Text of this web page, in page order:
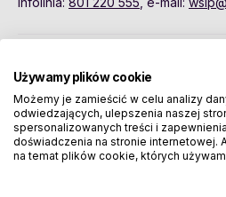
Dane osobowe
Regulamin
Używamy plików cookie
Możemy je zamieścić w celu analizy
odwiedzających, ulepszenia naszej
spersonalizowanych treści i
doświadczenia na stronie internetowej.
na temat plików cookie, których